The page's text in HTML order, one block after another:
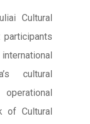
Cultural
participants
cultural
of Cultural